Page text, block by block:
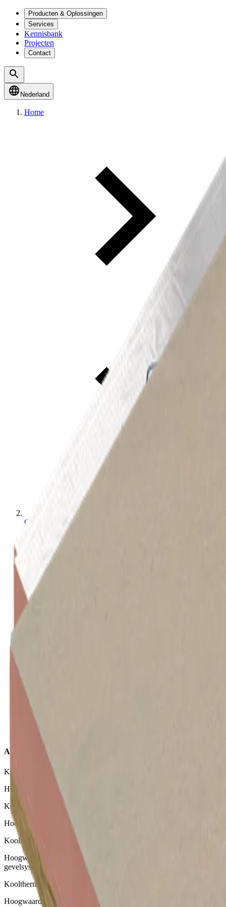
Producten & Oplossingen
Services
Kennisbank
Projecten
Contact
Nederland
Home
Gevelisolatieplaten
Therma TW50 Spouwplaat
Andere isolatieplaten
Kooltherm K8 D Spouwplaat
Hoogwaardige isolatie voor spouwmuren
Kooltherm K8 D Plus Spouwplaat
Hoogwaardige isolatie voor (oneffen) spouwmuren
Kooltherm K21 Vliesgevelplaat
Hoogwaardige isolatie voor gebruik achter regenwerende
gevelsystemen
Kooltherm K5 Buitengevelplaat
Hoogwaardige isolatieplaat als onderdeel voor ETICS